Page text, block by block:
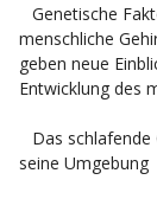
Genetische
menschliche
geben neue
Entwicklung des
Das
seine Umgebung